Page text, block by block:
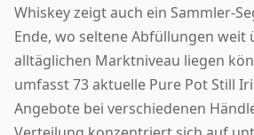
Whiskey zeigt auch ein Sammler-
Ende, wo seltene Abfüllungen weit
alltäglichen Marktniveau liegen
umfasst 73 aktuelle Pure Pot Still
Angebote bei verschiedenen